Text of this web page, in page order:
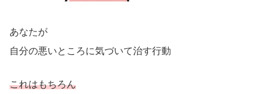
あなたが
自分の悪いところに気づいて治す行動
これはもちろん